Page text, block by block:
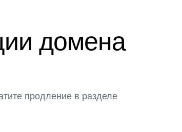
домена
продление в разделе